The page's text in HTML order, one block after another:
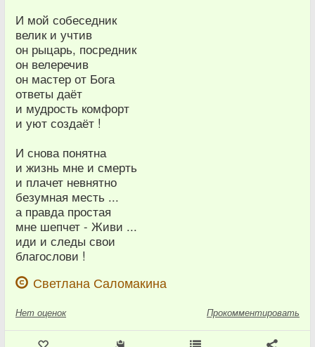
И мой собеседник
велик и учтив
он рыцарь, посредник
он велеречив
он мастер от Бога
ответы даёт
и мудрость комфорт
и уют создаёт !
И снова понятна
и жизнь мне и смерть
и плачет невнятно
безумная месть ...
а правда простая
мне шепчет - Живи ...
иди и следы свои
благослови !
Светлана Саломакина
Нет оценок Прокомментировать